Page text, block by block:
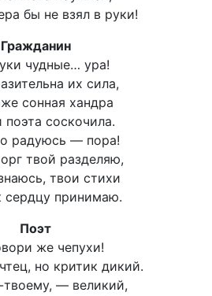
бы не взял в руки!
Гражданин
чудные… ура!
их сила,
сонная хандра
соскочила.
радуюсь — пора!
твой разделяю,
твои стихи
сердцу принимаю.
Поэт
же чепухи!
но критик дикий.
твоему, — великий,